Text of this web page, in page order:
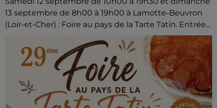
13 septembre de 8h00 à 19h00 à Lamotte-Beuvron
(Loir-et-Cher) : Foire au pays de la Tarte Tatin. Entrée...